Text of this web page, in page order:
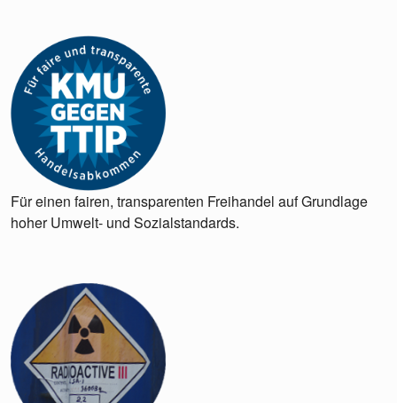
Für einen fairen, transparenten Freihandel auf Grundlage
hoher Umwelt- und Sozialstandards.